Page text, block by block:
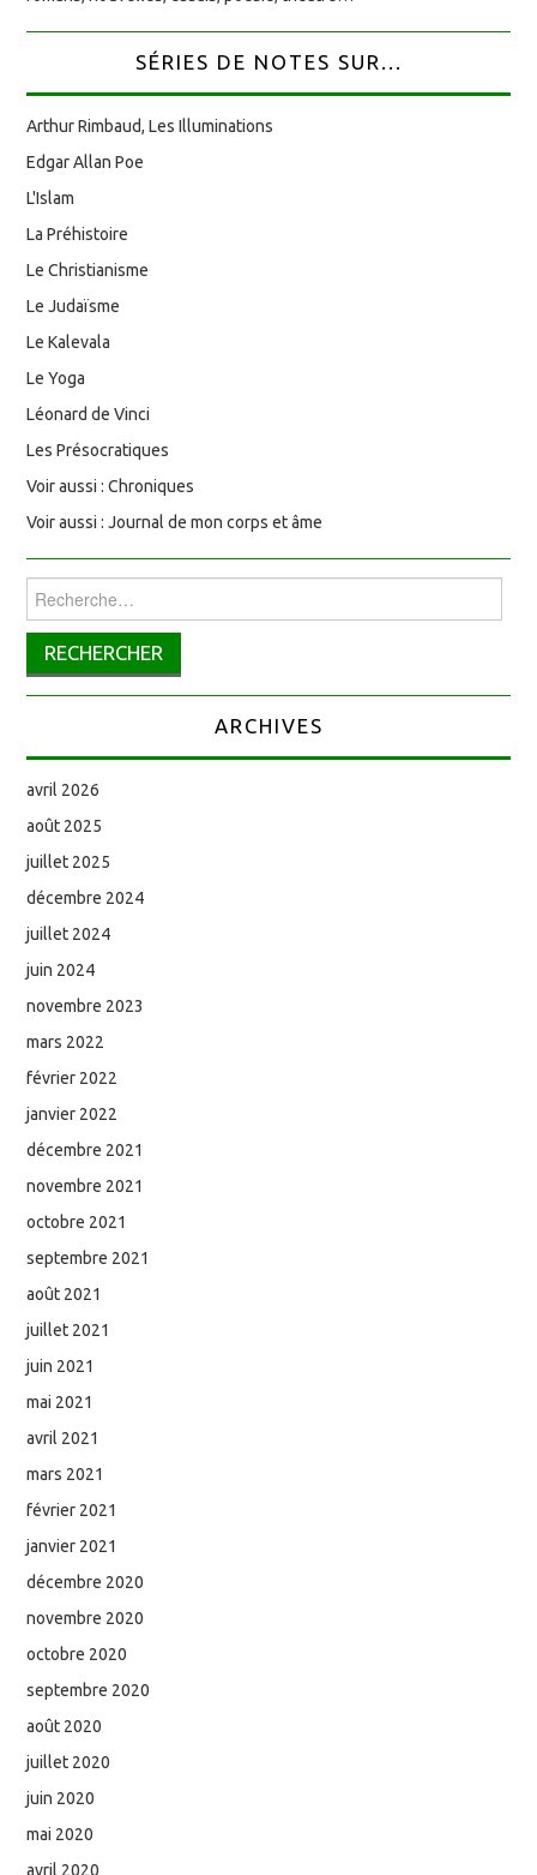
SÉRIES DE NOTES SUR...
Arthur Rimbaud, Les Illuminations
Edgar Allan Poe
L'Islam
La Préhistoire
Le Christianisme
Le Judaïsme
Le Kalevala
Le Yoga
Léonard de Vinci
Les Présocratiques
Voir aussi : Chroniques
Voir aussi : Journal de mon corps et âme
Rechercher :
ARCHIVES
avril 2026
août 2025
juillet 2025
décembre 2024
juillet 2024
juin 2024
novembre 2023
mars 2022
février 2022
janvier 2022
décembre 2021
novembre 2021
octobre 2021
septembre 2021
août 2021
juillet 2021
juin 2021
mai 2021
avril 2021
mars 2021
février 2021
janvier 2021
décembre 2020
novembre 2020
octobre 2020
septembre 2020
août 2020
juillet 2020
juin 2020
mai 2020
avril 2020